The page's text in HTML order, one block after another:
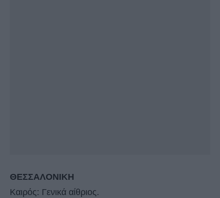
ΘΕΣΣΑΛΟΝΙΚΗ
Καιρός: Γενικά αίθριος.